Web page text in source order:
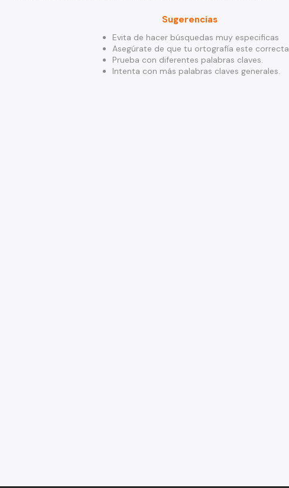
Sugerencias
Evita de hacer búsquedas muy especificas
Asegúrate de que tu ortografía este correcta.
Prueba con diferentes palabras claves.
Intenta con más palabras claves generales.